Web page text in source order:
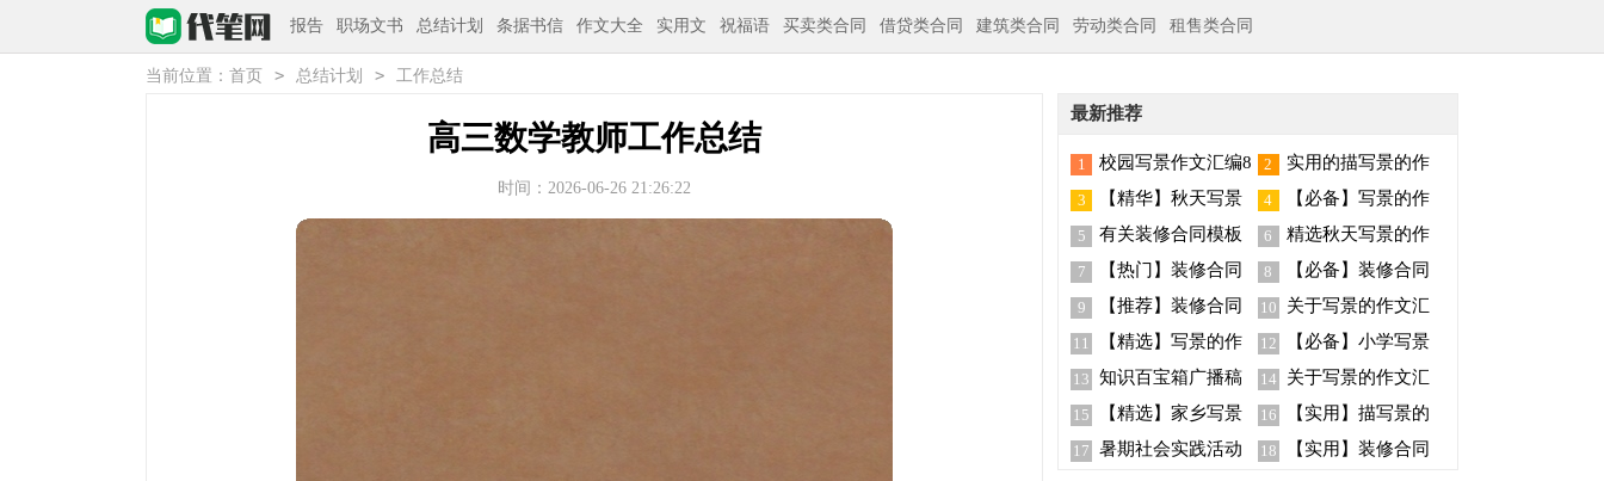
报告 职场文书 总结计划 条据书信 作文大全 实用文 祝福语 买卖类合同 借贷类合同 建筑类合同 劳动类合同 租售类合同
当前位置： 首页 > 总结计划 > 工作总结
高三数学教师工作总结
时间：2026-06-26 21:26:22
最新推荐
1
校园写景作文汇编8
篇
2
实用的描写景的作
文400字5篇
3
【精华】秋天写景
作文八篇
4
【必备】写景的作
文合集十篇
5
有关装修合同模板
汇总七篇
6
精选秋天写景的作
文汇编9篇
7
【热门】装修合同
模板锦集五篇
8
【必备】装修合同
范文汇总十篇
9
【推荐】装修合同
范文集锦9篇
10
关于写景的作文汇
总九篇
11
【精选】写景的作
文汇总七篇
12
【必备】小学写景
作文四篇
13 知识百宝箱广播稿 14
关于写景的作文汇
总8篇
15
【精选】家乡写景
的作文八篇
16
【实用】描写景的
作文300字九篇
17 暑期社会实践活动
18
【实用】装修合同